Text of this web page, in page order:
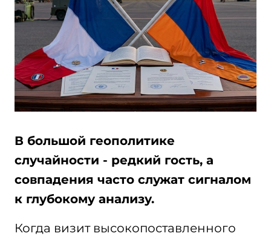
В большой геополитике
случайности - редкий гость, а
совпадения часто служат сигналом
к глубокому анализу.
Когда визит высокопоставленного